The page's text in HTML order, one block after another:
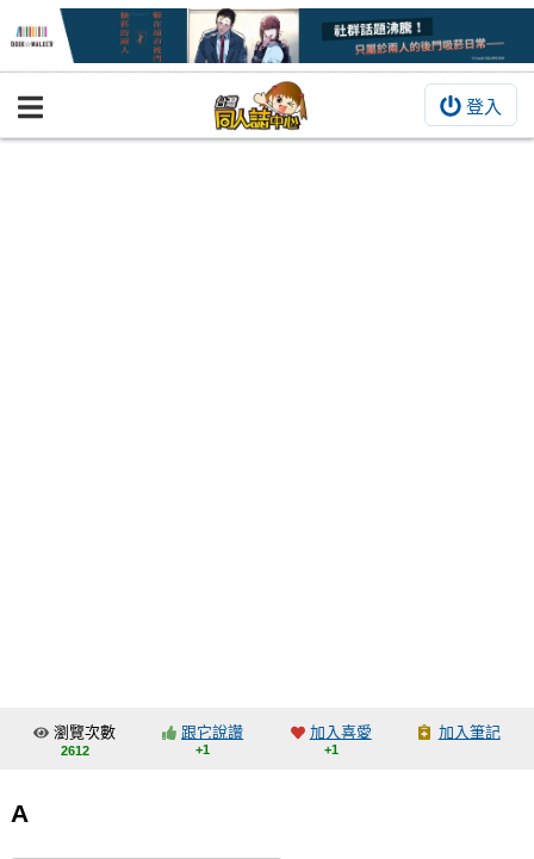
登入
BOOKY書集倉庫
交流中心
瀏覽次數
2612
跟它說讚
+1
加入喜愛
+1
加入筆記
A